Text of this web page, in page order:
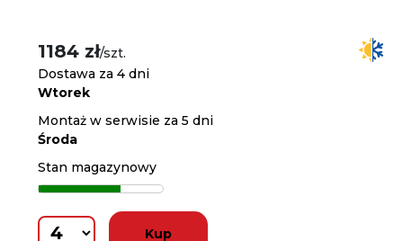
1184 zł/szt.
Dostawa za 4 dni
Wtorek
Montaż w serwisie za 5 dni
Środa
Stan magazynowy
Kup